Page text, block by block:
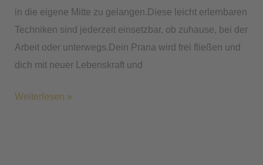
in die eigene Mitte zu gelangen.Diese leicht erlernbaren
Techniken sind jederzeit einsetzbar, ob zuhause, bei der
Arbeit oder unterwegs.Dein Prana wird frei fließen und
dich mit neuer Lebenskraft und
Weiterlesen »